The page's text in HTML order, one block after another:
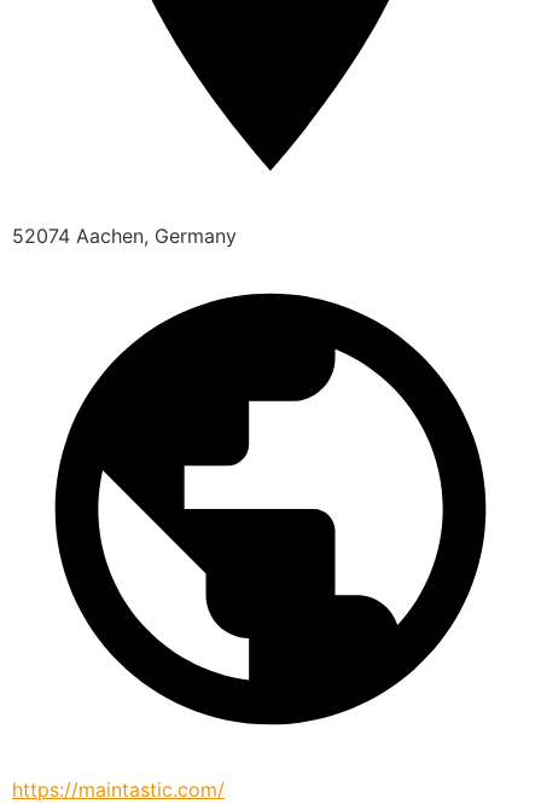
52074 Aachen, Germany
https://maintastic.com/